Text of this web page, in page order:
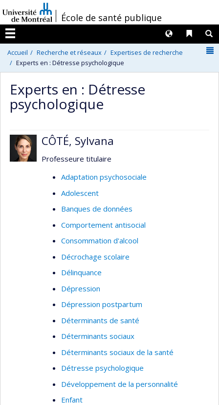
au
contenu
/École de santé publique
Menu
Liens
Langues
Accueil Recherche et réseaux
Expertises de recherche
Experts en : Détresse psychologique
Experts en : Détresse
psychologique
CÔTÉ, Sylvana
Professeure titulaire
Adaptation psychosociale
Adolescent
Banques de données
Comportement antisocial
Consommation d'alcool
Décrochage scolaire
Délinquance
Dépression
Dépression postpartum
Déterminants de santé
Déterminants sociaux
Déterminants sociaux de la santé
Détresse psychologique
Développement de la personnalité
Enfant